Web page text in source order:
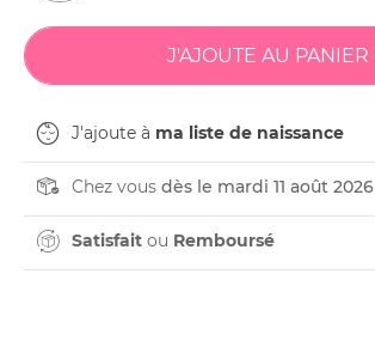
J'ajoute à ma liste de naissance
Chez vous dès le mardi 11 août 2026
Satisfait ou Remboursé